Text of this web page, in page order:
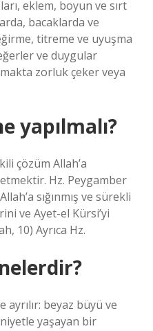
eklem, boyun ve sırt
bacaklarda ve
titreme ve uyuşma
ve duygular
zorluk çeker veya
yapılmalı?
çözüm Allah’a
etmektir. Hz. Peygamber
sığınmış ve sürekli
ve Ayet-el Kürsi’yi
10) Ayrıca Hz.
beyaz büyü ve
yaşayan bir